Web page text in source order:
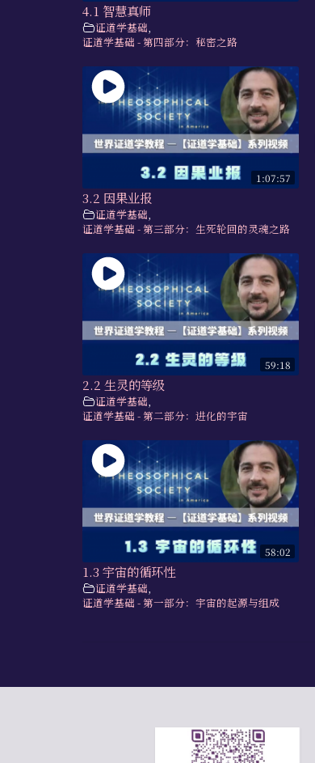
4.1 智慧真师
证道学基础,
证道学基础 - 第四部分：秘密之路
1:07:57
3.2 因果业报
证道学基础,
证道学基础 - 第三部分：生死轮回的灵魂之路
59:18
2.2 生灵的等级
证道学基础,
证道学基础 - 第二部分：进化的宇宙
58:02
1.3 宇宙的循环性
证道学基础,
证道学基础 - 第一部分：宇宙的起源与组成